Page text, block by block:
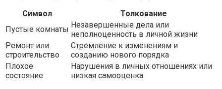
Символ
Толкование
Пустые комнаты Незавершенные дела или
неполноценность в личной жизни
Ремонт или
строительство
Стремление к изменениям и
созданию нового порядка
Плохое
состояние
Нарушения в личных отношениях или
низкая самооценка